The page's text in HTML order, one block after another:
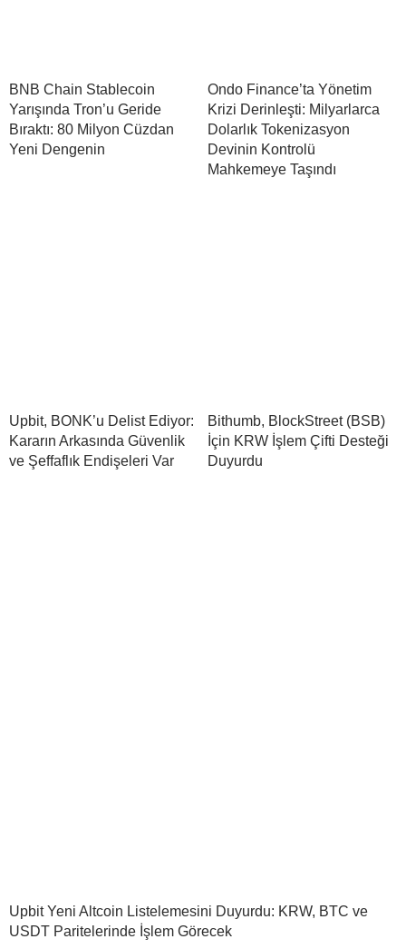
BNB Chain Stablecoin
Yarışında Tron’u Geride
Bıraktı: 80 Milyon Cüzdan
Yeni Dengenin
Ondo Finance’ta Yönetim
Krizi Derinleşti: Milyarlarca
Dolarlık Tokenizasyon
Devinin Kontrolü
Mahkemeye Taşındı
Upbit, BONK’u Delist Ediyor:
Kararın Arkasında Güvenlik
ve Şeffaflık Endişeleri Var
Bithumb, BlockStreet (BSB)
İçin KRW İşlem Çifti Desteği
Duyurdu
Upbit Yeni Altcoin Listelemesini Duyurdu: KRW, BTC ve
USDT Paritelerinde İşlem Görecek